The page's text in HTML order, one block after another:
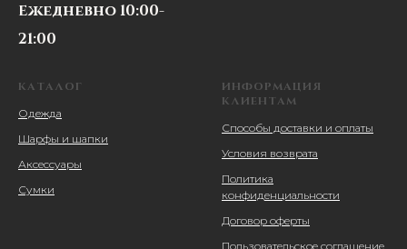
Ежедневно 10:00-
21:00
КАТАЛОГ
Одежда
Шарфы и шапки
Аксессуары
Сумки
ИНФОРМАЦИЯ
КЛИЕНТАМ
Способы доставки и оплаты
Условия возврата
Политика
конфиденциальности
Договор оферты
Пользовательское соглашение